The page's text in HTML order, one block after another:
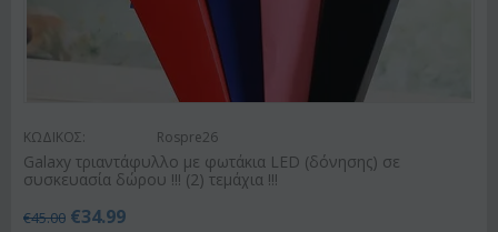
ΚΩΔΙΚΟΣ: Rospre26
Galaxy τριαντάφυλλο με φωτάκια LED (δόνησης) σε
συσκευασία δώρου !!! (2) τεμάχια !!!
€45.00 €34.99